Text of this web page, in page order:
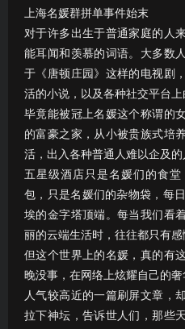
上海名媛群拼单事件始末
对于许多出生于普通家庭的人
能耳闻和羡慕的词语。大多数
于《唐顿庄园》这样的电视剧
活的小说，以及各种社交平台上
毕竟能被冠上名媛这个称谓的
的富豪之家，从小被贵族式培
活，出入各种普通人难以企及的
五星级酒店只是名媛们的食
包，只是名媛们的杂物袋，每
埃的金字塔顶端。每当我们看
丽的云端生活时，往往都只有感
但这个世界上的名媛，真的有
晚没事，在网络上炫耀自己的奢
人气较高近的一篇刷屏文章，
拉下神坛，告诉世人们，那些